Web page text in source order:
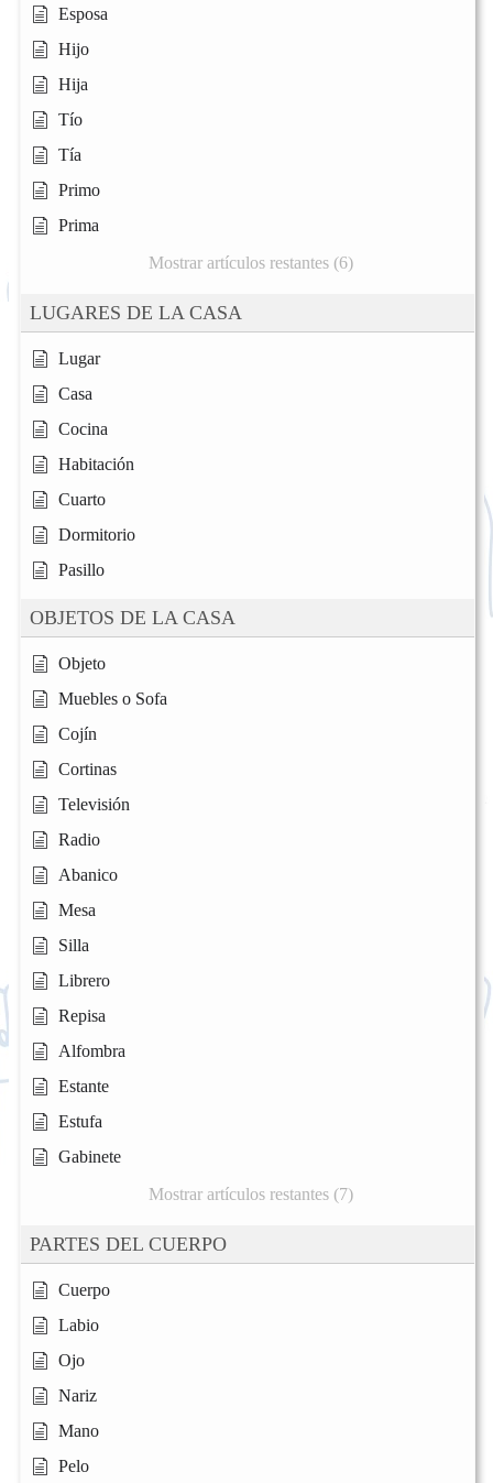
Esposa
Hijo
Hija
Tío
Tía
Primo
Prima
Mostrar artículos restantes (6)
LUGARES DE LA CASA
Lugar
Casa
Cocina
Habitación
Cuarto
Dormitorio
Pasillo
OBJETOS DE LA CASA
Objeto
Muebles o Sofa
Cojín
Cortinas
Televisión
Radio
Abanico
Mesa
Silla
Librero
Repisa
Alfombra
Estante
Estufa
Gabinete
Mostrar artículos restantes (7)
PARTES DEL CUERPO
Cuerpo
Labio
Ojo
Nariz
Mano
Pelo